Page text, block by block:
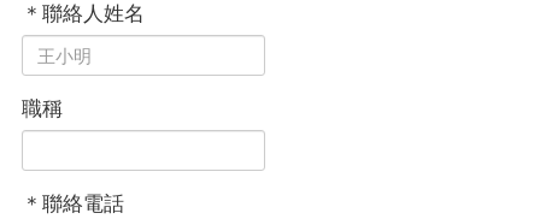
＊聯絡人姓名
職稱
＊聯絡電話